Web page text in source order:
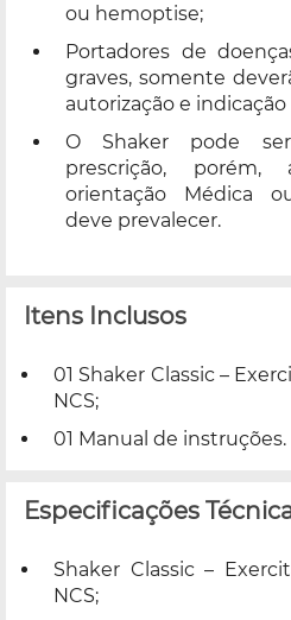
ou hemoptise;
Portadores de
graves, somente
autorização e
O Shaker pode
prescrição,
orientação Médica
deve prevalecer.
Itens Inclusos
01 Shaker Classic –
NCS;
01 Manual de instruções.
Especificações
Shaker Classic –
NCS;